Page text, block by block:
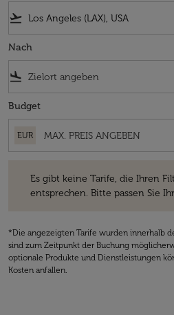
flight_takeoff
Nach
flight_land
Budget
EUR
Es gibt keine Tarife, die Ihren
entsprechen. Bitte passen Sie
*Die angezeigten Tarife wurden innerhalb
sind zum Zeitpunkt der Buchung
optionale Produkte und Dienstleistungen
Kosten anfallen.